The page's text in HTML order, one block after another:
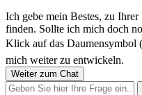
Ich gebe mein Bestes, zu
finden. Sollte ich mich doch
Klick auf das Daumensymbol
mich weiter zu entwickeln.
Weiter zum Chat